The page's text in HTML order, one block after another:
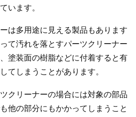
います。
は多用途に見える製品もあります
て汚れを落とすパーツクリーナー
塗装面の樹脂などに付着すると有
てしまうことがあります。
クリーナーの場合には対象の部品
他の部分にもかかってしまうこと